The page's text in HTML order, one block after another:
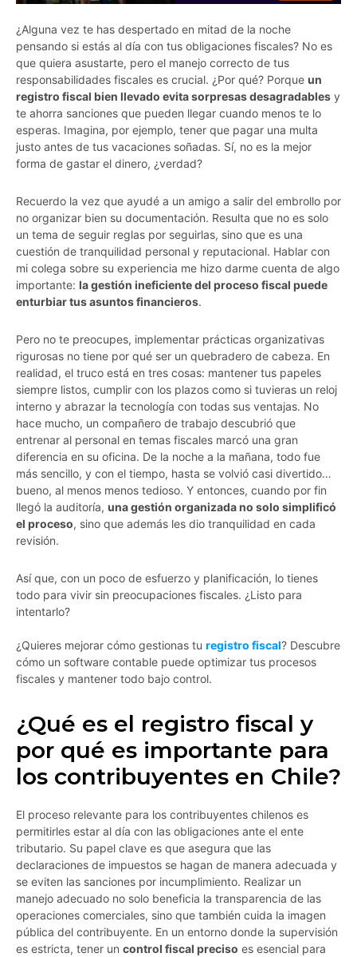
¿Alguna vez te has despertado en mitad de la noche
pensando si estás al día con tus obligaciones fiscales? No es
que quiera asustarte, pero el manejo correcto de tus
responsabilidades fiscales es crucial. ¿Por qué? Porque un
registro fiscal bien llevado evita sorpresas desagradables y
te ahorra sanciones que pueden llegar cuando menos te lo
esperas. Imagina, por ejemplo, tener que pagar una multa
justo antes de tus vacaciones soñadas. Sí, no es la mejor
forma de gastar el dinero, ¿verdad?
Recuerdo la vez que ayudé a un amigo a salir del embrollo por
no organizar bien su documentación. Resulta que no es solo
un tema de seguir reglas por seguirlas, sino que es una
cuestión de tranquilidad personal y reputacional. Hablar con
mi colega sobre su experiencia me hizo darme cuenta de algo
importante: la gestión ineficiente del proceso fiscal puede
enturbiar tus asuntos financieros.
Pero no te preocupes, implementar prácticas organizativas
rigurosas no tiene por qué ser un quebradero de cabeza. En
realidad, el truco está en tres cosas: mantener tus papeles
siempre listos, cumplir con los plazos como si tuvieras un reloj
interno y abrazar la tecnología con todas sus ventajas. No
hace mucho, un compañero de trabajo descubrió que
entrenar al personal en temas fiscales marcó una gran
diferencia en su oficina. De la noche a la mañana, todo fue
más sencillo, y con el tiempo, hasta se volvió casi divertido…
bueno, al menos menos tedioso. Y entonces, cuando por fin
llegó la auditoría, una gestión organizada no solo simplificó
el proceso, sino que además les dio tranquilidad en cada
revisión.
Así que, con un poco de esfuerzo y planificación, lo tienes
todo para vivir sin preocupaciones fiscales. ¿Listo para
intentarlo?
¿Quieres mejorar cómo gestionas tu registro fiscal? Descubre
cómo un software contable puede optimizar tus procesos
fiscales y mantener todo bajo control.
¿Qué es el registro fiscal y
por qué es importante para
los contribuyentes en Chile?
El proceso relevante para los contribuyentes chilenos es
permitirles estar al día con las obligaciones ante el ente
tributario. Su papel clave es que asegura que las
declaraciones de impuestos se hagan de manera adecuada y
se eviten las sanciones por incumplimiento. Realizar un
manejo adecuado no solo beneficia la transparencia de las
operaciones comerciales, sino que también cuida la imagen
pública del contribuyente. En un entorno donde la supervisión
es estricta, tener un control fiscal preciso es esencial para